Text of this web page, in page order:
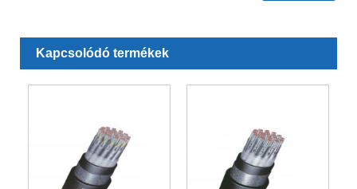
Kapcsolódó termékek